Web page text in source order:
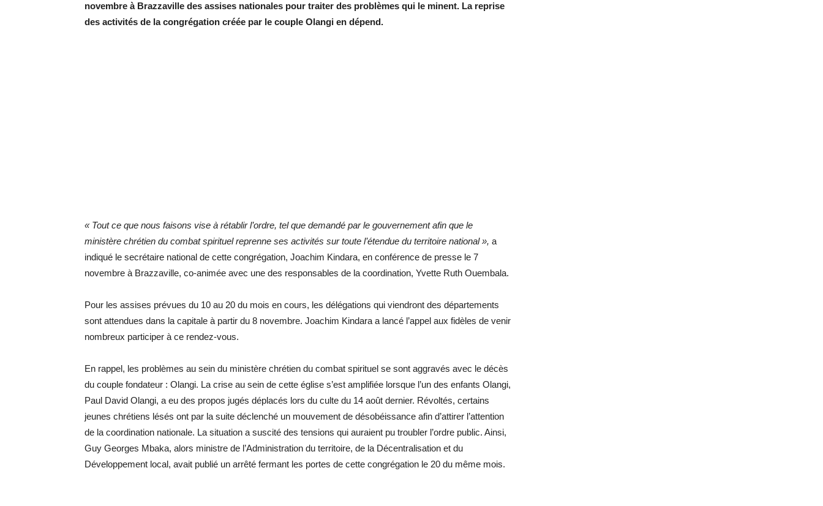
novembre à Brazzaville des assises nationales pour traiter des problèmes qui le minent. La reprise
des activités de la congrégation créée par le couple Olangi en dépend.
« Tout ce que nous faisons vise à rétablir l’ordre, tel que demandé par le gouvernement afin que le
ministère chrétien du combat spirituel reprenne ses activités sur toute l’étendue du territoire national », a
indiqué le secrétaire national de cette congrégation, Joachim Kindara, en conférence de presse le 7
novembre à Brazzaville, co-animée avec une des responsables de la coordination, Yvette Ruth Ouembala.
Pour les assises prévues du 10 au 20 du mois en cours, les délégations qui viendront des départements
sont attendues dans la capitale à partir du 8 novembre. Joachim Kindara a lancé l’appel aux fidèles de venir
nombreux participer à ce rendez-vous.
En rappel, les problèmes au sein du ministère chrétien du combat spirituel se sont aggravés avec le décès
du couple fondateur : Olangi. La crise au sein de cette église s’est amplifiée lorsque l’un des enfants Olangi,
Paul David Olangi, a eu des propos jugés déplacés lors du culte du 14 août dernier. Révoltés, certains
jeunes chrétiens lésés ont par la suite déclenché un mouvement de désobéissance afin d’attirer l’attention
de la coordination nationale. La situation a suscité des tensions qui auraient pu troubler l’ordre public. Ainsi,
Guy Georges Mbaka, alors ministre de l’Administration du territoire, de la Décentralisation et du
Développement local, avait publié un arrêté fermant les portes de cette congrégation le 20 du même mois.